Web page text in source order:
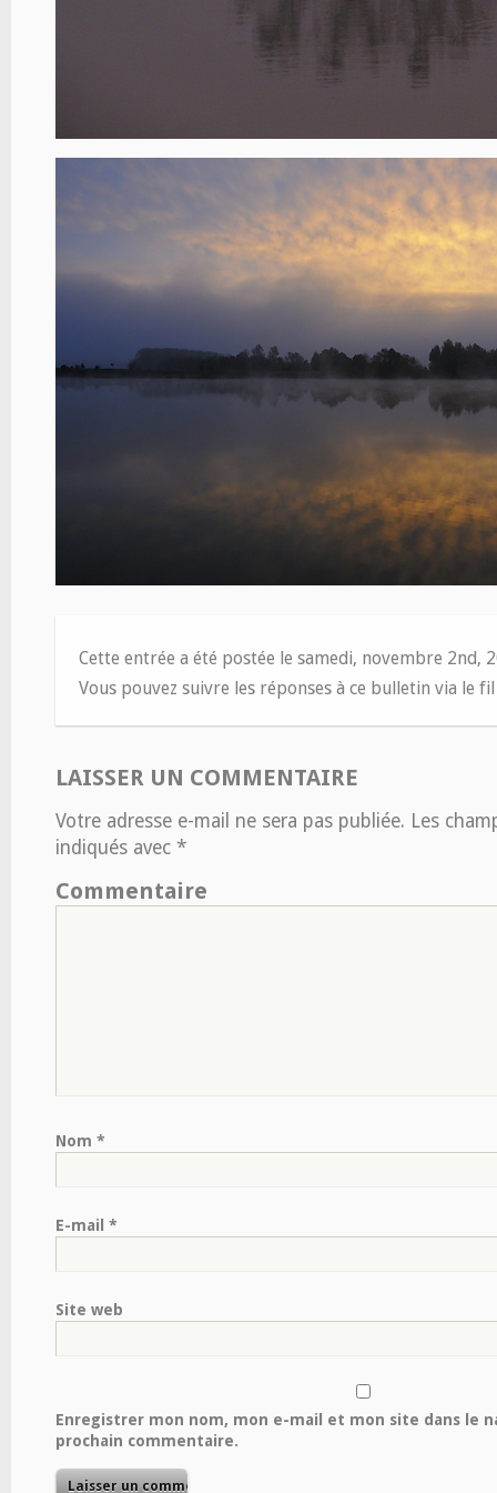
Cette entrée a été postée le samedi, novembre 2nd,
Vous pouvez suivre les réponses à ce bulletin via le
LAISSER UN COMMENTAIRE
Votre adresse e-mail ne sera pas publiée. Les
indiqués avec *
Commentaire
Nom *
E-mail *
Site web
Enregistrer mon nom, mon e-mail et mon site dans le
prochain commentaire.